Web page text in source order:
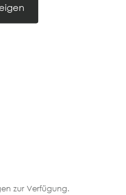
zur Verfügung.